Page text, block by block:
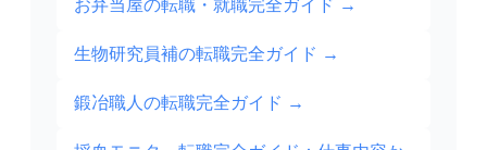
お弁当屋の転職・就職完全ガイド →
生物研究員補の転職完全ガイド →
鍛冶職人の転職完全ガイド →